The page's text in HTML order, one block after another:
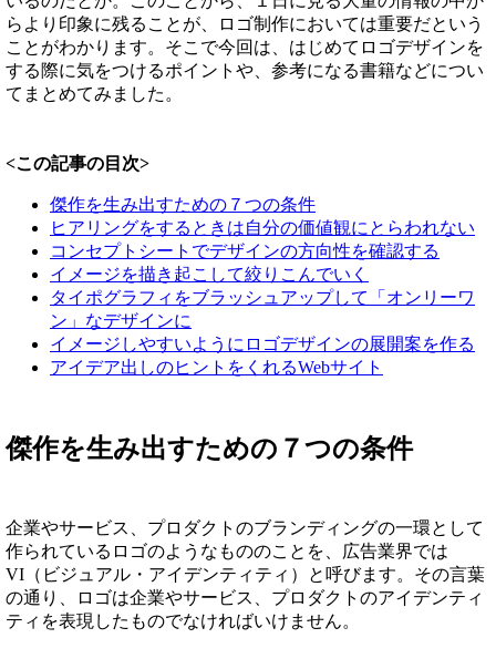
らより印象に残ることが、ロゴ制作においては重要だという
ことがわかります。そこで今回は、はじめてロゴデザインを
する際に気をつけるポイントや、参考になる書籍などについ
てまとめてみました。
<この記事の目次>
傑作を生み出すための７つの条件
ヒアリングをするときは自分の価値観にとらわれない
コンセプトシートでデザインの方向性を確認する
イメージを描き起こして絞りこんでいく
タイポグラフィをブラッシュアップして「オンリーワ
ン」なデザインに
イメージしやすいようにロゴデザインの展開案を作る
アイデア出しのヒントをくれるWebサイト
傑作を生み出すための７つの条件
企業やサービス、プロダクトのブランディングの一環として
作られているロゴのようなもののことを、広告業界では
VI（ビジュアル・アイデンティティ）と呼びます。その言葉
の通り、ロゴは企業やサービス、プロダクトのアイデンティ
ティを表現したものでなければいけません。